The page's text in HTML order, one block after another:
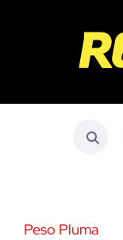
Peso Pluma